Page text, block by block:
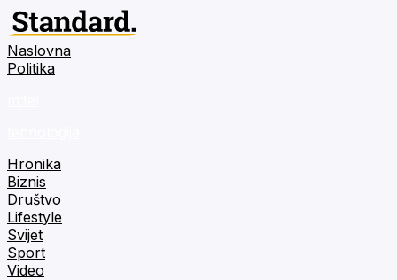
Naslovna
Politika
Hronika
Biznis
Društvo
Lifestyle
Svijet
Sport
Video